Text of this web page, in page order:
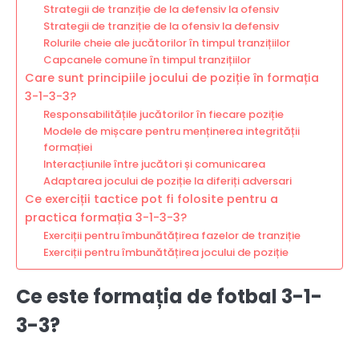
Strategii de tranziție de la defensiv la ofensiv
Strategii de tranziție de la ofensiv la defensiv
Rolurile cheie ale jucătorilor în timpul tranzițiilor
Capcanele comune în timpul tranzițiilor
Care sunt principiile jocului de poziție în formația
3-1-3-3?
Responsabilitățile jucătorilor în fiecare poziție
Modele de mișcare pentru menținerea integrității
formației
Interacțiunile între jucători și comunicarea
Adaptarea jocului de poziție la diferiți adversari
Ce exerciții tactice pot fi folosite pentru a
practica formația 3-1-3-3?
Exerciții pentru îmbunătățirea fazelor de tranziție
Exerciții pentru îmbunătățirea jocului de poziție
Ce este formația de fotbal 3-1-
3-3?